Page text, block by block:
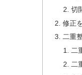
切
修正
二重
二
二